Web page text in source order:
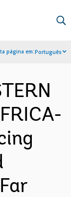
página em:Português